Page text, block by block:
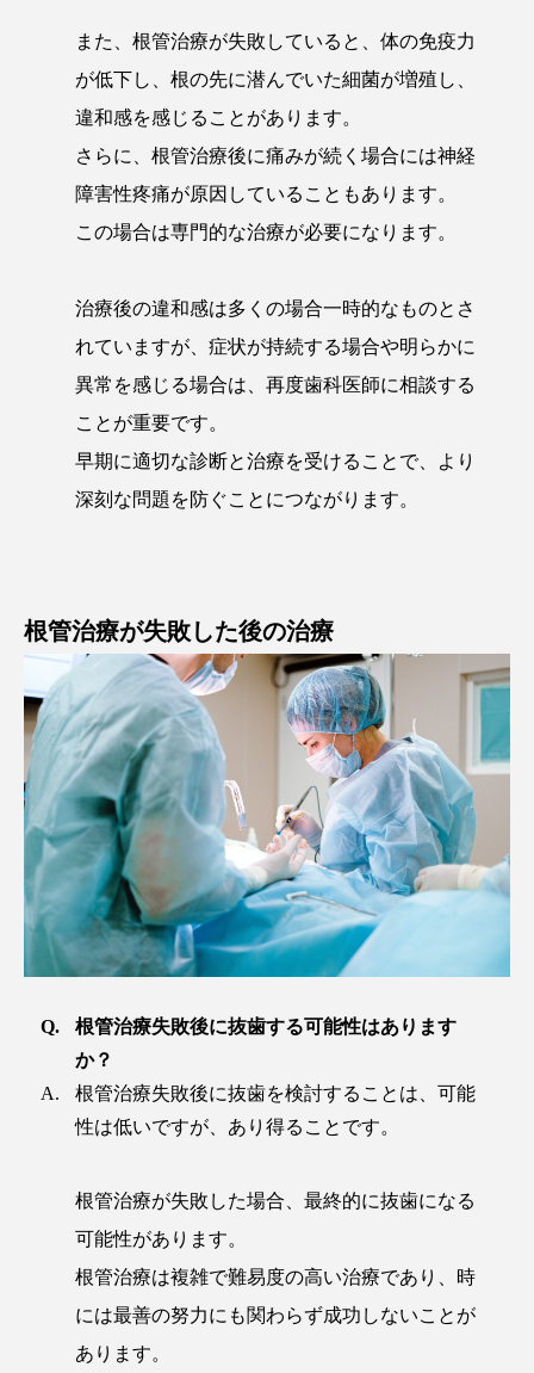
また、根管治療が失敗していると、体の免疫力
が低下し、根の先に潜んでいた細菌が増殖し、
違和感を感じることがあります。
さらに、根管治療後に痛みが続く場合には神経
障害性疼痛が原因していることもあります。
この場合は専門的な治療が必要になります。
治療後の違和感は多くの場合一時的なものとさ
れていますが、症状が持続する場合や明らかに
異常を感じる場合は、再度歯科医師に相談する
ことが重要です。
早期に適切な診断と治療を受けることで、より
深刻な問題を防ぐことにつながります。
根管治療が失敗した後の治療
根管治療失敗後に抜歯する可能性はあります
か？
根管治療失敗後に抜歯を検討することは、可能
性は低いですが、あり得ることです。
根管治療が失敗した場合、最終的に抜歯になる
可能性があります。
根管治療は複雑で難易度の高い治療であり、時
には最善の努力にも関わらず成功しないことが
あります。